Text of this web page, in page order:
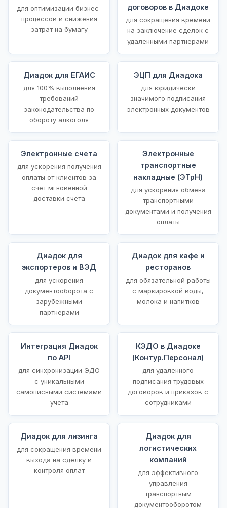
для оптимизации бизнес-
процессов и снижения
затрат на бумагу
договоров в Диадоке
для сокращения времени
на заключение сделок с
удаленными партнерами
Диадок для ЕГАИС
для 100% выполнения
требований
законодательства по
обороту алкоголя
ЭЦП для Диадока
для юридически
значимого подписания
электронных документов
Электронные счета
для ускорения получения
оплаты от клиентов за
счет мгновенной
доставки счета
Электронные
транспортные
накладные (ЭТрН)
для ускорения обмена
транспортными
документами и получения
оплаты
Диадок для
экспортеров и ВЭД
для ускорения
документооборота с
зарубежными
партнерами
Диадок для кафе и
ресторанов
для обязательной работы
с маркировкой воды,
молока и напитков
Интеграция Диадок
по API
для синхронизации ЭДО
с уникальными
самописными системами
учета
КЭДО в Диадоке
(Контур.Персонал)
для удаленного
подписания трудовых
договоров и приказов с
сотрудниками
Диадок для лизинга
для сокращения времени
выхода на сделку и
контроля оплат
Диадок для
логистических
компаний
для эффективного
управления
транспортным
документооборотом